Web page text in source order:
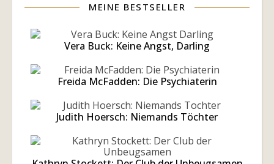
MEINE BESTSELLER
Vera Buck: Keine Angst, Darling
Freida McFadden: Die Psychiaterin
Judith Hoersch: Niemands Töchter